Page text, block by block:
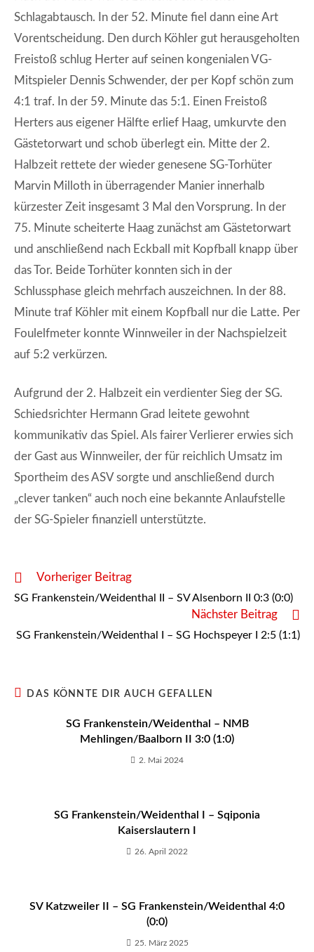
Schlagabtausch. In der 52. Minute fiel dann eine Art
Vorentscheidung. Den durch Köhler gut herausgeholten
Freistoß schlug Herter auf seinen kongenialen VG-
Mitspieler Dennis Schwender, der per Kopf schön zum
4:1 traf. In der 59. Minute das 5:1. Einen Freistoß
Herters aus eigener Hälfte erlief Haag, umkurvte den
Gästetorwart und schob überlegt ein. Mitte der 2.
Halbzeit rettete der wieder genesene SG-Torhüter
Marvin Milloth in überragender Manier innerhalb
kürzester Zeit insgesamt 3 Mal den Vorsprung. In der
75. Minute scheiterte Haag zunächst am Gästetorwart
und anschließend nach Eckball mit Kopfball knapp über
das Tor. Beide Torhüter konnten sich in der
Schlussphase gleich mehrfach auszeichnen. In der 88.
Minute traf Köhler mit einem Kopfball nur die Latte. Per
Foulelfmeter konnte Winnweiler in der Nachspielzeit
auf 5:2 verkürzen.
Aufgrund der 2. Halbzeit ein verdienter Sieg der SG.
Schiedsrichter Hermann Grad leitete gewohnt
kommunikativ das Spiel. Als fairer Verlierer erwies sich
der Gast aus Winnweiler, der für reichlich Umsatz im
Sportheim des ASV sorgte und anschließend durch
„clever tanken“ auch noch eine bekannte Anlaufstelle
der SG-Spieler finanziell unterstützte.
Weitere
ansehen
Vorheriger Beitrag
SG Frankenstein/Weidenthal II – SV Alsenborn II 0:3 (0:0)
Nächster Beitrag
SG Frankenstein/Weidenthal I – SG Hochspeyer I 2:5 (1:1)
DAS KÖNNTE DIR AUCH GEFALLEN
SG Frankenstein/Weidenthal – NMB
Mehlingen/Baalborn II 3:0 (1:0)
2. Mai 2024
SG Frankenstein/Weidenthal I – Sqiponia
Kaiserslautern I
26. April 2022
SV Katzweiler II – SG Frankenstein/Weidenthal 4:0
(0:0)
25. März 2025